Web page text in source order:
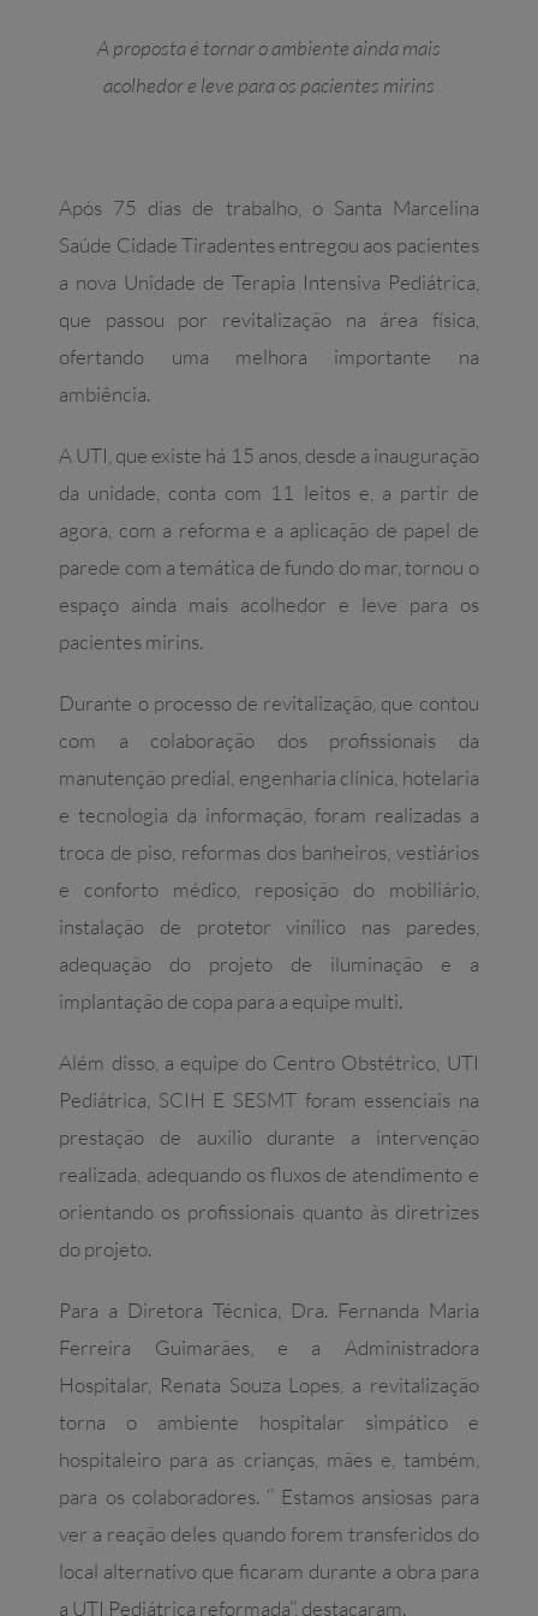
A proposta é tornar o ambiente ainda mais
acolhedor e leve para os pacientes mirins
Após 75 dias de trabalho, o Santa Marcelina
Saúde Cidade Tiradentes entregou aos pacientes
a nova Unidade de Terapia Intensiva Pediátrica,
que passou por revitalização na área física,
ofertando uma melhora importante na
ambiência.
A UTI, que existe há 15 anos, desde a inauguração
da unidade, conta com 11 leitos e, a partir de
agora, com a reforma e a aplicação de papel de
parede com a temática de fundo do mar, tornou o
espaço ainda mais acolhedor e leve para os
pacientes mirins.
Durante o processo de revitalização, que contou
com a colaboração dos profissionais da
manutenção predial, engenharia clínica, hotelaria
e tecnologia da informação, foram realizadas a
troca de piso, reformas dos banheiros, vestiários
e conforto médico, reposição do mobiliário,
instalação de protetor vinílico nas paredes,
adequação do projeto de iluminação e a
implantação de copa para a equipe multi.
Além disso, a equipe do Centro Obstétrico, UTI
Pediátrica, SCIH E SESMT foram essenciais na
prestação de auxílio durante a intervenção
realizada, adequando os fluxos de atendimento e
orientando os profissionais quanto às diretrizes
do projeto.
Para a Diretora Técnica, Dra. Fernanda Maria
Ferreira Guimarães, e a Administradora
Hospitalar, Renata Souza Lopes, a revitalização
torna o ambiente hospitalar simpático e
hospitaleiro para as crianças, mães e, também,
para os colaboradores. ‘’ Estamos ansiosas para
ver a reação deles quando forem transferidos do
local alternativo que ficaram durante a obra para
a UTI Pediátrica reformada’’, destacaram.